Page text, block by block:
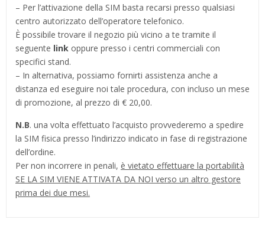
– Per l’attivazione della SIM basta recarsi presso qualsiasi
centro autorizzato dell’operatore telefonico.
È possibile trovare il negozio più vicino a te tramite il
seguente link oppure presso i centri commerciali con
specifici stand.
– In alternativa, possiamo fornirti assistenza anche a
distanza ed eseguire noi tale procedura, con incluso un mese
di promozione, al prezzo di € 20,00.
N.B. una volta effettuato l’acquisto provvederemo a spedire
la SIM fisica presso l’indirizzo indicato in fase di registrazione
dell’ordine.
Per non incorrere in penali, è vietato effettuare la portabilità
SE LA SIM VIENE ATTIVATA DA NOI verso un altro gestore
prima dei due mesi.